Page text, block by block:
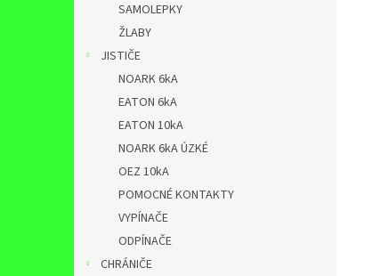
SAMOLEPKY
ŽLABY
JISTIČE
NOARK 6kA
EATON 6kA
EATON 10kA
NOARK 6kA ÚZKÉ
OEZ 10kA
POMOCNÉ KONTAKTY
VYPÍNAČE
ODPÍNAČE
CHRÁNIČE